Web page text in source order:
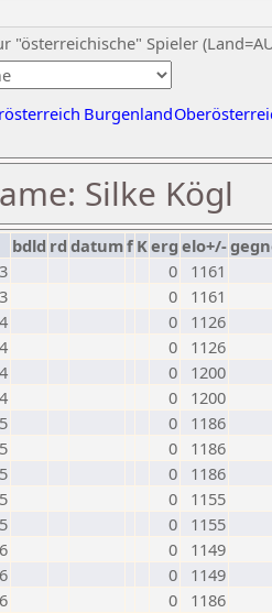
"österreichische" Spieler
Burgenland
Silke Kögl
bdld rd datumf Kerg elo+/-
0
1161
0
1161
0
1126
0
1126
0
1200
0
1200
0
1186
0
1186
0
1186
0
1155
0
1155
0
1149
0
1149
0
1186